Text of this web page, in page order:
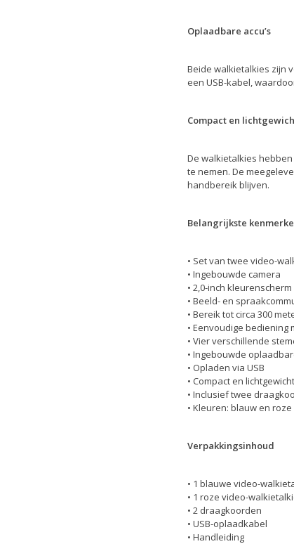
Oplaadbare accu’s
Beide walkietalkies zijn
een USB-kabel,
Compact en
De walkietalkies
te nemen. De
handbereik blijven.
Belangrijkste
• Set van twee video-
• Ingebouwde camera
• 2,0-inch kleurenscherm
• Beeld- en
• Bereik tot circa 300
• Eenvoudige
• Vier verschillende
• Ingebouwde
• Opladen via USB
• Compact en
• Inclusief twee
• Kleuren: blauw en roze
Verpakkingsinhoud
• 1 blauwe video-
• 1 roze video-
• 2 draagkoorden
• USB-oplaadkabel
• Handleiding